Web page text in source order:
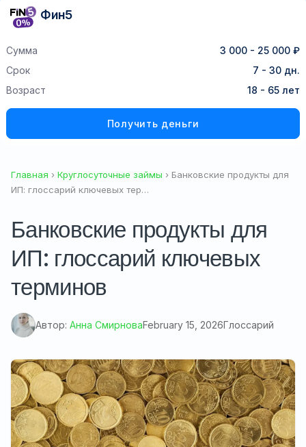
Фин5
Сумма
3 000 - 25 000 ₽
Срок
7 - 30 дн.
Возраст
18 - 65 лет
Получить деньги
Главная › Круглосуточные займы › Банковские продукты для
ИП: глоссарий ключевых тер…
Банковские продукты для
ИП: глоссарий ключевых
терминов
Автор: Анна СмирноваFebruary 15, 2026Глоссарий